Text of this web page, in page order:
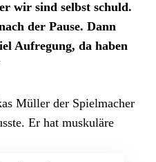
wir sind selbst schuld.
der Pause. Dann
Aufregung, da haben
Müller der Spielmacher
Er hat muskuläre